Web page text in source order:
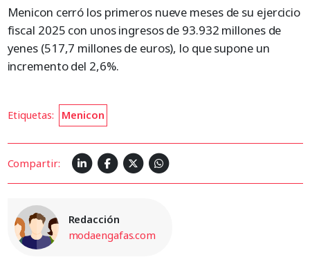
Menicon cerró los primeros nueve meses de su ejercicio
fiscal 2025 con unos ingresos de 93.932 millones de
yenes (517,7 millones de euros), lo que supone un
incremento del 2,6%.
Etiquetas: Menicon
Compartir:
Redacción
modaengafas.com